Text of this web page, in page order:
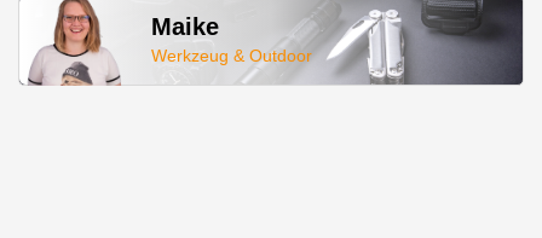
Maike
Werkzeug & Outdoor